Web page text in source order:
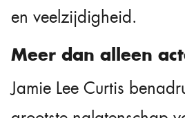
en veelzijdigheid.
Meer dan alleen
Jamie Lee Curtis